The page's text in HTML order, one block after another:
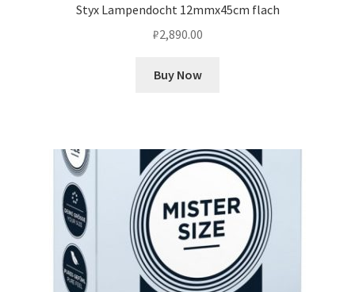
Styx Lampendocht 12mmx45cm flach
₽2,890.00
Buy Now